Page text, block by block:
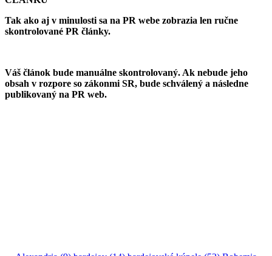
Tak ako aj v minulosti sa na PR webe zobrazia len ručne
skontrolované PR články.
Váš článok bude manuálne skontrolovaný. Ak nebude jeho
obsah v rozpore so zákonmi SR, bude schválený a následne
publikovaný na PR web.